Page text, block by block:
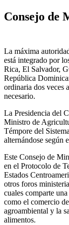
Consejo de
La máxima
está integrado por
Rica, El Salvador,
República
ordinaria dos veces
necesario.
La Presidencia del
Ministro de
Témpore del
alternándose según
Este Consejo de
en el Protocolo de
Estados
otros foros
cuales comparte
como el comercio
agroambiental y la
alimentos.